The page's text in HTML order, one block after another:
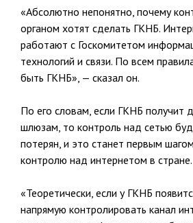
«Абсолютно непонятно, почему
органом хотят сделать ГКНБ.
работают с Госкомитетом
технологий и связи. По всем
быть ГКНБ», — сказал он.
По его словам, если ГКНБ получит
шлюзам, то контроль над сетью
потерян, и это станет первым
контролю над интернетом в стране.
«Теоретически, если у ГКНБ
напрямую контролировать канал